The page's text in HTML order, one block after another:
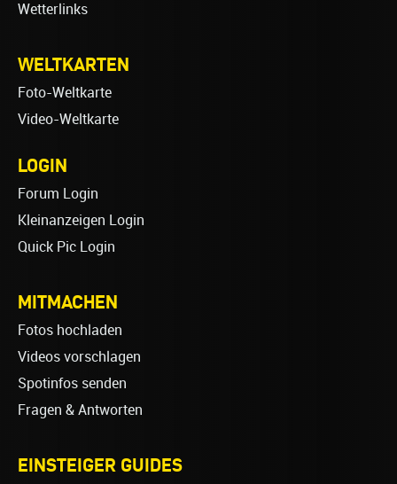
Wetterlinks
WELTKARTEN
Foto-Weltkarte
Video-Weltkarte
LOGIN
Forum Login
Kleinanzeigen Login
Quick Pic Login
MITMACHEN
Fotos hochladen
Videos vorschlagen
Spotinfos senden
Fragen & Antworten
EINSTEIGER GUIDES